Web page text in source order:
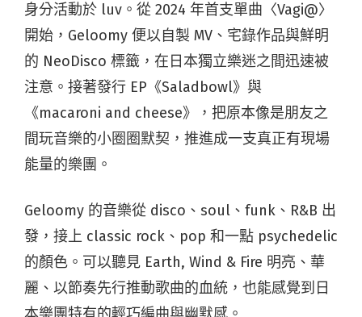
身分活動於 luv。從 2024 年首支單曲〈Vagi@〉
開始，Geloomy 便以自製 MV、宅錄作品與鮮明
的 NeoDisco 標籤，在日本獨立樂迷之間迅速被
注意。接著發行 EP《Saladbowl》與
《macaroni and cheese》，把原本像是朋友之
間玩音樂的小圈圈默契，推進成一支真正有現場
能量的樂團。
Geloomy 的音樂從 disco、soul、funk、R&B 出
發，接上 classic rock、pop 和一點 psychedelic
的顏色。可以聽見 Earth, Wind & Fire 明亮、華
麗、以節奏先行推動歌曲的血統，也能感覺到日